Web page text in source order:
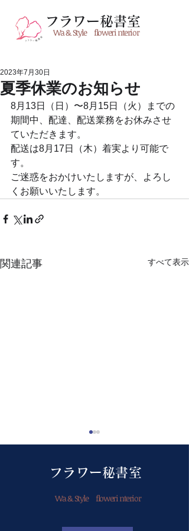
フラワー秘書室
Wa & Style floweri nterior
夏季休業のお知らせ
2023年7月30日
8月13日（日）〜8月15日（火）までの
期間中、配達、配送業務をお休みさせ
ていただきます。
配送は8月17日（木）着実より可能で
す。
ご迷惑をおかけいたしますが、よろし
くお願いいたします。
関連記事 すべて表示
今年の父の日はお花を贈
フラワー秘書室
Wa & Style floweri nterior